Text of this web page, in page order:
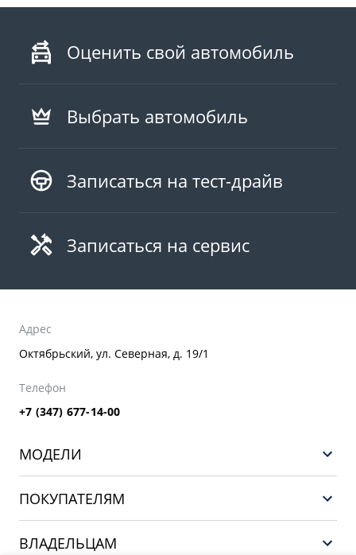
Оценить свой автомобиль
Выбрать автомобиль
Записаться на тест-драйв
Записаться на сервис
Адрес
Октябрьский, ул. Северная, д. 19/1
Телефон
+7 (347) 677-14-00
МОДЕЛИ
CITYRAY
ПОКУПАТЕЛЯМ
ВЛАДЕЛЬЦАМ